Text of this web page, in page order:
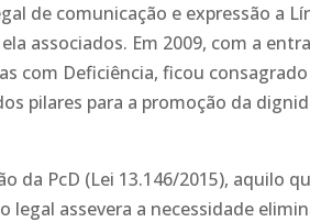
de comunicação e expressão a
associados. Em 2009, com a
com Deficiência, ficou
pilares para a promoção da
da PcD (Lei 13.146/2015), aquilo
assevera a necessidade